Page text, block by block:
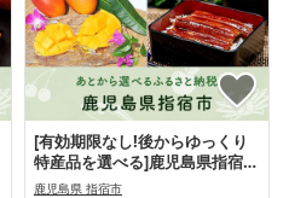
[有効期限なし!後からゆっくり
特産品を選べる]鹿児島県指宿市
カタログポイント
鹿児島県 指宿市